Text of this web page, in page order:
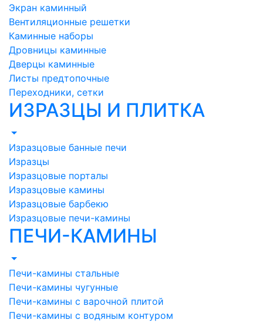
Экран каминный
Вентиляционные решетки
Каминные наборы
Дровницы каминные
Дверцы каминные
Листы предтопочные
Переходники, сетки
ИЗРАЗЦЫ И ПЛИТКА
Изразцовые банные печи
Изразцы
Изразцовые порталы
Изразцовые камины
Изразцовые барбекю
Изразцовые печи-камины
ПЕЧИ-КАМИНЫ
Печи-камины стальные
Печи-камины чугунные
Печи-камины с варочной плитой
Печи-камины с водяным контуром